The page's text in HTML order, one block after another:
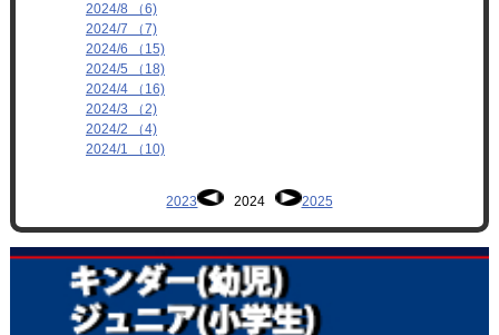
2024/8 （6)
2024/7 （7)
2024/6 （15)
2024/5 （18)
2024/4 （16)
2024/3 （2)
2024/2 （4)
2024/1 （10)
2023 2024 2025